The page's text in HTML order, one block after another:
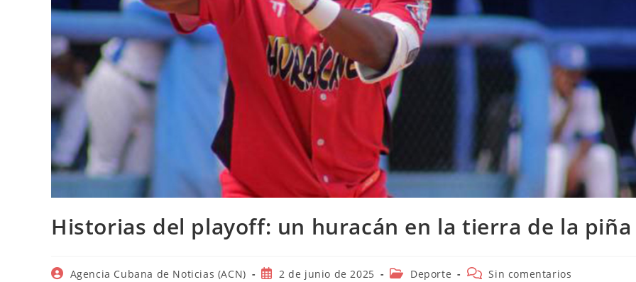
Historias del playoff: un huracán en la tierra de la piña
AutorAgencia Cubana de Noticias (ACN)
Publicación
2 de junio de 2025
Categoría
Deporte
Comentarios
Sin comentarios